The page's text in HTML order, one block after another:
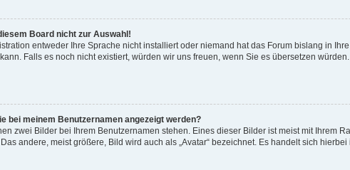
Board nicht zur Auswahl!
entweder Ihre Sprache nicht installiert oder niemand hat das Forum bislang in
Falls es noch nicht existiert, würden wir uns freuen, wenn Sie es übersetzen
bei meinem Benutzernamen angezeigt werden?
zwei Bilder bei Ihrem Benutzernamen stehen. Eines dieser Bilder ist meist mit Ihrem
andere, meist größere, Bild wird auch als „Avatar“ bezeichnet. Es handelt sich